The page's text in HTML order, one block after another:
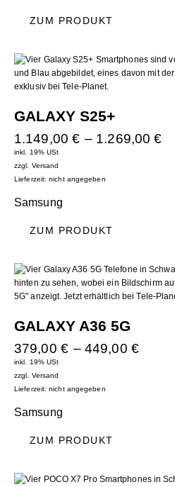
ZUM PRODUKT
GALAXY S25+
1.149,00 € – 1.269,00€
inkl. 19% USt
zzgl. Versand
Lieferzeit: nicht angegeben
Samsung
ZUM PRODUKT
GALAXY A36 5G
379,00 € –449,00 €
inkl. 19% USt
zzgl. Versand
Lieferzeit: nicht angegeben
Samsung
ZUM PRODUKT